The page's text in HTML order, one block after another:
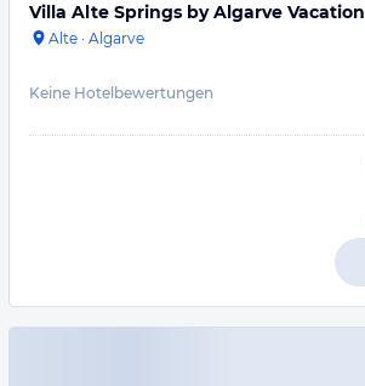
Villa Alte Springs by Algarve Vacation
Alte · Algarve
Keine Hotelbewertungen